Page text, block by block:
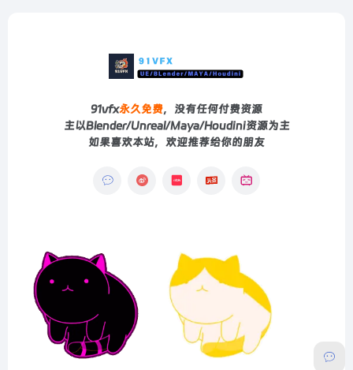
91vfx永久免费，没有任何付费资源
主以Blender/Unreal/Maya/Houdini资源为主
如果喜欢本站，欢迎推荐给你的朋友